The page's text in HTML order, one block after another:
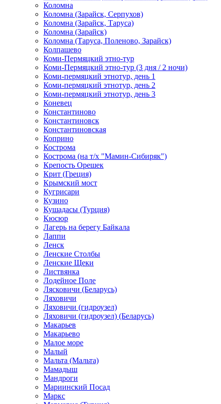
Коломна
Коломна (Зарайск, Серпухов)
Коломна (Зарайск, Таруса)
Коломна (Зарайск)
Коломна (Таруса, Поленово, Зарайск)
Колпашево
Коми-Пермяцкий этно-тур
Коми-Пермяцкий этно-тур (3 дня / 2 ночи)
Коми-пермяцкий этнотур, день 1
Коми-пермяцкий этнотур, день 2
Коми-пермяцкий этнотур, день 3
Коневец
Константиново
Константиновск
Константиновская
Коприно
Кострома
Кострома (на т/х "Мамин-Сибиряк")
Крепость Орешек
Крит (Греция)
Крымский мост
Кугрисари
Кузино
Кушадасы (Турция)
Кюсюр
Лагерь на берегу Байкала
Лаппи
Ленск
Ленские Столбы
Ленские Щеки
Листвянка
Лодейное Поле
Лясковичи (Беларусь)
Ляховичи
Ляховичи (гидроузел)
Ляховичи (гидроузел) (Беларусь)
Макарьев
Макарьево
Малое море
Малый
Мальта (Мальта)
Мамадыш
Мандроги
Мариинский Посад
Маркс